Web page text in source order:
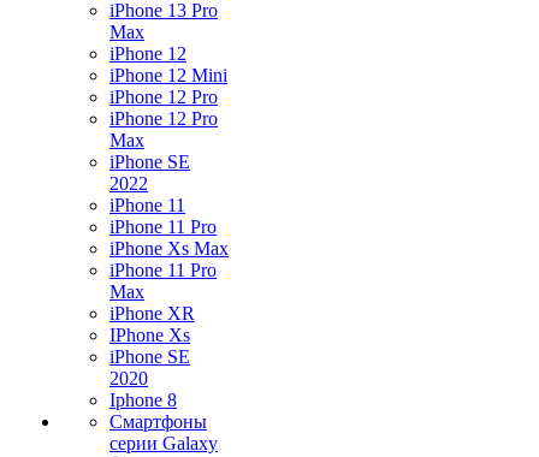
iPhone 13 Pro
Max
iPhone 12
iPhone 12 Mini
iPhone 12 Pro
iPhone 12 Pro
Max
iPhone SE
2022
iPhone 11
iPhone 11 Pro
iPhone Xs Max
iPhone 11 Pro
Max
iPhone XR
IPhone Xs
iPhone SE
2020
Iphone 8
Смартфоны
серии Galaxy